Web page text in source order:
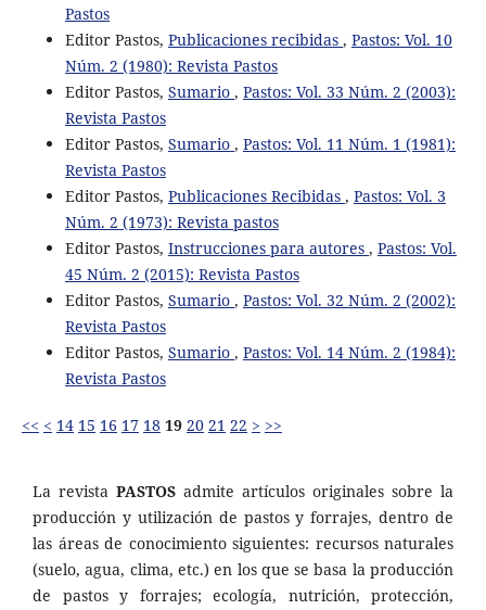
Pastos
Editor Pastos, Publicaciones recibidas , Pastos: Vol. 10
Núm. 2 (1980): Revista Pastos
Editor Pastos, Sumario , Pastos: Vol. 33 Núm. 2 (2003):
Revista Pastos
Editor Pastos, Sumario , Pastos: Vol. 11 Núm. 1 (1981):
Revista Pastos
Editor Pastos, Publicaciones Recibidas , Pastos: Vol. 3
Núm. 2 (1973): Revista pastos
Editor Pastos, Instrucciones para autores , Pastos: Vol.
45 Núm. 2 (2015): Revista Pastos
Editor Pastos, Sumario , Pastos: Vol. 32 Núm. 2 (2002):
Revista Pastos
Editor Pastos, Sumario , Pastos: Vol. 14 Núm. 2 (1984):
Revista Pastos
<< < 14 15 16 17 18 19 20 21 22 > >>
La revista PASTOS admite artículos originales sobre la
producción y utilización de pastos y forrajes, dentro de
las áreas de conocimiento siguientes: recursos naturales
(suelo, agua, clima, etc.) en los que se basa la producción
de pastos y forrajes; ecología, nutrición, protección,